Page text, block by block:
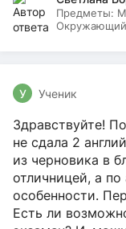
Предметы:
Окружающий
У Ученик
Здравствуйте!
не сдала 2
из черновика в
отличницей, а
особенности.
Есть ли